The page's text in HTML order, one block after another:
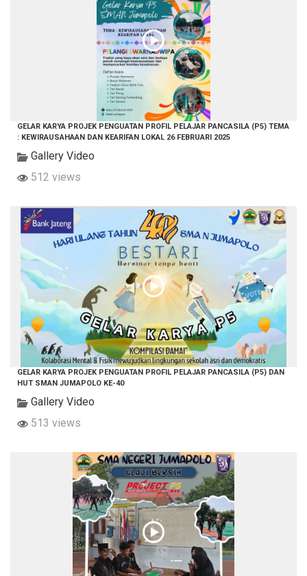
GELAR KARYA PROJEK PENGUATAN PROFIL PELAJAR PANCASILA (P5) TEMA
: KEWIRAUSAHAAN DAN KEARIFAN LOKAL 26 FEBRUARI 2025
Gallery Video
512 views
GELAR KARYA PROJEK PENGUATAN PROFIL PELAJAR PANCASILA (P5) DAN
HUT SMAN JUMAPOLO KE-40
Gallery Video
513 views